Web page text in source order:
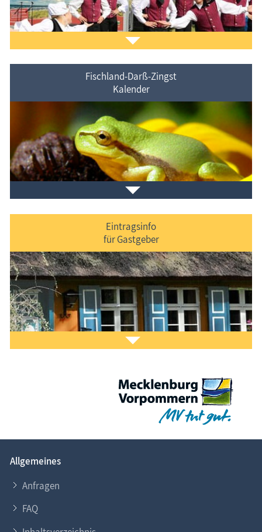
DerFerienorte auf Fischland-Darß-Zingst
vorgestellt.
Veranstaltungenim Ferienort und in der Umgebung.
Fischland-Darß-Zingst
Kalender
Laden Sie sich ein Stück Urlaub mit demFischland-
Darß-Zingst-Kalenderauf den Bildschirm.
Eintragsinfo
für Gastgeber
Sie möchten
präsentieren?
Gern helfen wir Ihnen dabei. Nehmen Sie
Allgemeines
Anfragen
FAQ